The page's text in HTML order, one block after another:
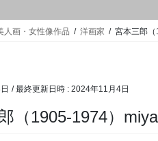
人画・女性像作品 洋画家 宮本三郎
/ 最終更新日時 : 2024年11月4日
（1905-1974）